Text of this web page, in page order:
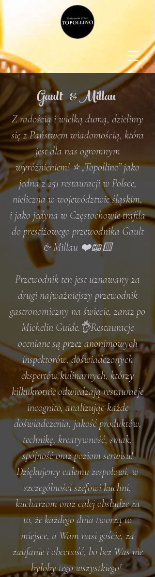
Gault & Millau
Z radością i wielką dumą, dzielimy
się z Państwem wiadomością, która
jest dla nas ogromnym
wyróżnieniem! ⭐️ „Topollino” jako
jedna z 251 restauracji w Polsce,
nieliczna w województwie śląskim,
i jako jedyna w Częstochowie trafiła
do prestiżowego przewodnika Gault
& Millau ❤️📖🟨
Przewodnik ten jest uznawany za
drugi najważniejszy przewodnik
gastronomiczny na świecie, zaraz po
Michelin Guide.👌Restauracje
oceniane są przez anonimowych
inspektorów, doświadczonych
ekspertów kulinarnych, którzy
kilkukrotnie odwiedzają restauracje
incognito, analizując każde
doświadczenia, jakość produktów,
technikę, kreatywność, smak,
spójność oraz poziom serwisu!
Dziękujemy całemu zespołowi, w
szczególności szefowi kuchni,
kucharzom oraz całej obsłudze za
to, że każdego dnia tworzą to
miejsce, a Wam nasi goście, za
zaufanie i obecność, bo bez Was nie
byłoby tego wszystkiego!